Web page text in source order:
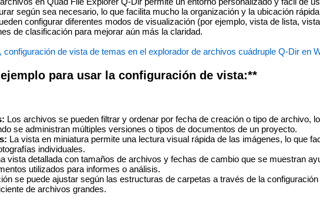
según sea necesario, lo que facilita mucho la organización y la ubicación
configurar diferentes modos de visualización (por ejemplo, vista de lista,
de clasificación para mejorar aún más la claridad.
configuración de vista de temas en el explorador de archivos cuádruple Q-Dir en
para usar la configuración de vista:**
Los archivos se pueden filtrar y ordenar por fecha de creación o tipo de archivo,
se administran múltiples versiones o tipos de documentos de un proyecto.
La vista en miniatura permite una lectura visual rápida de las imágenes, lo que
individuales.
vista detallada con tamaños de archivos y fechas de cambio que se muestran
utilizados para informes o análisis.
se puede ajustar según las estructuras de carpetas a través de la
de archivos grandes.